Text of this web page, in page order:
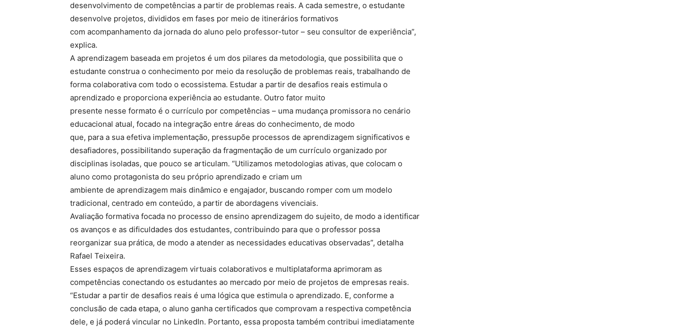
desenvolvimento de competências a partir de problemas reais. A cada semestre, o estudante
desenvolve projetos, divididos em fases por meio de itinerários formativos
com acompanhamento da jornada do aluno pelo professor-tutor – seu consultor de experiência”,
explica.
A aprendizagem baseada em projetos é um dos pilares da metodologia, que possibilita que o
estudante construa o conhecimento por meio da resolução de problemas reais, trabalhando de
forma colaborativa com todo o ecossistema. Estudar a partir de desafios reais estimula o
aprendizado e proporciona experiência ao estudante. Outro fator muito
presente nesse formato é o currículo por competências – uma mudança promissora no cenário
educacional atual, focado na integração entre áreas do conhecimento, de modo
que, para a sua efetiva implementação, pressupõe processos de aprendizagem significativos e
desafiadores, possibilitando superação da fragmentação de um currículo organizado por
disciplinas isoladas, que pouco se articulam. “Utilizamos metodologias ativas, que colocam o
aluno como protagonista do seu próprio aprendizado e criam um
ambiente de aprendizagem mais dinâmico e engajador, buscando romper com um modelo
tradicional, centrado em conteúdo, a partir de abordagens vivenciais.
Avaliação formativa focada no processo de ensino aprendizagem do sujeito, de modo a identificar
os avanços e as dificuldades dos estudantes, contribuindo para que o professor possa
reorganizar sua prática, de modo a atender as necessidades educativas observadas”, detalha
Rafael Teixeira.
Esses espaços de aprendizagem virtuais colaborativos e multiplataforma aprimoram as
competências conectando os estudantes ao mercado por meio de projetos de empresas reais.
“Estudar a partir de desafios reais é uma lógica que estimula o aprendizado. E, conforme a
conclusão de cada etapa, o aluno ganha certificados que comprovam a respectiva competência
dele, e já poderá vincular no LinkedIn. Portanto, essa proposta também contribui imediatamente